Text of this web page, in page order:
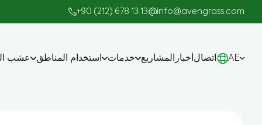
+90 (212) 678 13 13 info@avengrass.com
عشب استخدام المناطق خدمات المشاريع أخبار اتصال AE